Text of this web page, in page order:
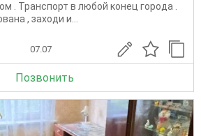
. Транспорт в любой конец города .
, заходи и...
07.07
Позвонить